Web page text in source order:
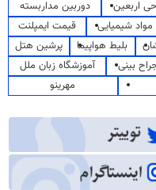
اربعین
دوربین مداربسته
شیمیایی
قیمت ایمپلنت
بلیط هواپیما
پرشین هتل
بینی
آموزشگاه زبان ملل
مهرینو